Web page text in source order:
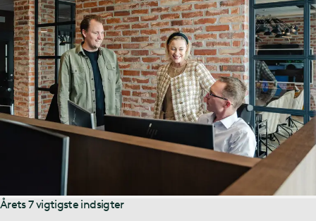
Årets 7 vigtigste indsigter